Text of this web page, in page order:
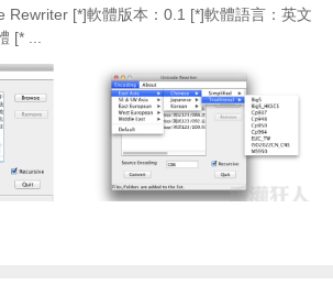
Rewriter [*]軟體版本：0.1 [*]軟體語言：英文
[* ...